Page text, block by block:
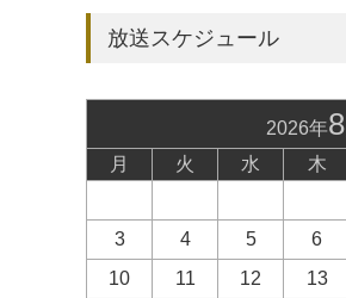
放送スケジュール
2026年8
月 火 水 木
3
4 5 6
10
11 12 13